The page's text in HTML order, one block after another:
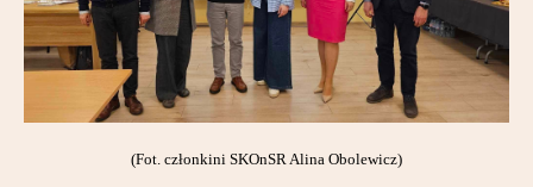
(Fot. członkini SKOnSR Alina Obolewicz)